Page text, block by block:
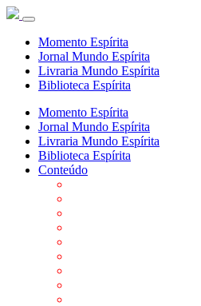
Momento Espírita
Jornal Mundo Espírita
Livraria Mundo Espírita
Biblioteca Espírita
Momento Espírita
Jornal Mundo Espírita
Livraria Mundo Espírita
Biblioteca Espírita
Conteúdo